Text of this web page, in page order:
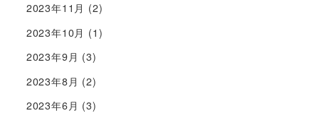
2023年11月 (2)
2023年10月 (1)
2023年9月 (3)
2023年8月 (2)
2023年6月 (3)